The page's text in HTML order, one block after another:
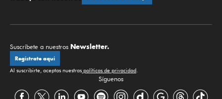
Suscríbete a nuestros Newsletter.
Regístrate aquí
Al suscribirte, aceptas nuestras políticas de privacidad.
Síguenos